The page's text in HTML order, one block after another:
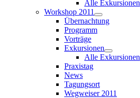
Alle Exkursionen
Workshop 2011
Übernachtung
Programm
Vorträge
Exkursionen
Alle Exkursionen
Praxistag
News
Tagungsort
Wegweiser 2011